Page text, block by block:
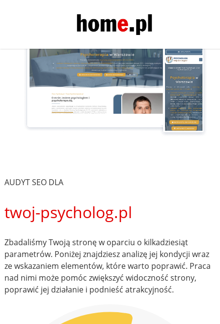
AUDYT SEO DLA
twoj-psycholog.pl
Zbadaliśmy Twoją stronę w oparciu o kilkadziesiąt
parametrów. Poniżej znajdziesz analizę jej kondycji wraz
ze wskazaniem elementów, które warto poprawić. Praca
nad nimi może pomóc zwiększyć widoczność strony,
poprawić jej działanie i podnieść atrakcyjność.